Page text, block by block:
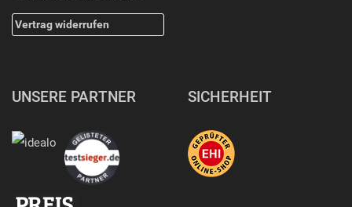
Vertrag widerrufen
UNSERE PARTNER SICHERHEIT